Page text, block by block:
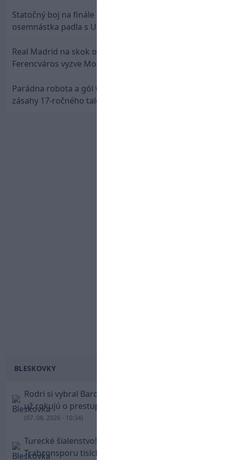
Statočný boj na finále nestačil: Slovenská
osemnástka padla s USA a zabojuje o bronz
Real Madrid na skok od Slovenska: Borbélyho
Ferencváros vyzve Mourinhove hviezdy
Parádna robota a gól v oslabení! Pozrite si oba
zásahy 17-ročného talentu Rychlíka proti USA
BLESKOVKY
Rodri si vybral Barcelonu a odmietol Real. Kluby
už rokujú o prestupovej čiastke
(07. 08. 2026 - 10:34)
Turecké šialenstvo! Salaha vítali na štadióne
Trabzonsporu tisícky fanúšikov